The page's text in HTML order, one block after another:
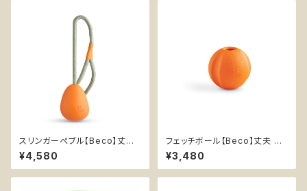
スリンガーぺブル【Beco】丈夫
卵型 持ってこいボール ひも付き
天然ゴム イエロー オレンジ
¥4,580
フェッチボール【Beco】丈夫 持
ってこいボール 音なる 天然ゴム
イエロー オレンジ
¥3,480